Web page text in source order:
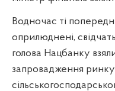
Водночас ті
оприлюднені,
голова Нацбанку
запровадження